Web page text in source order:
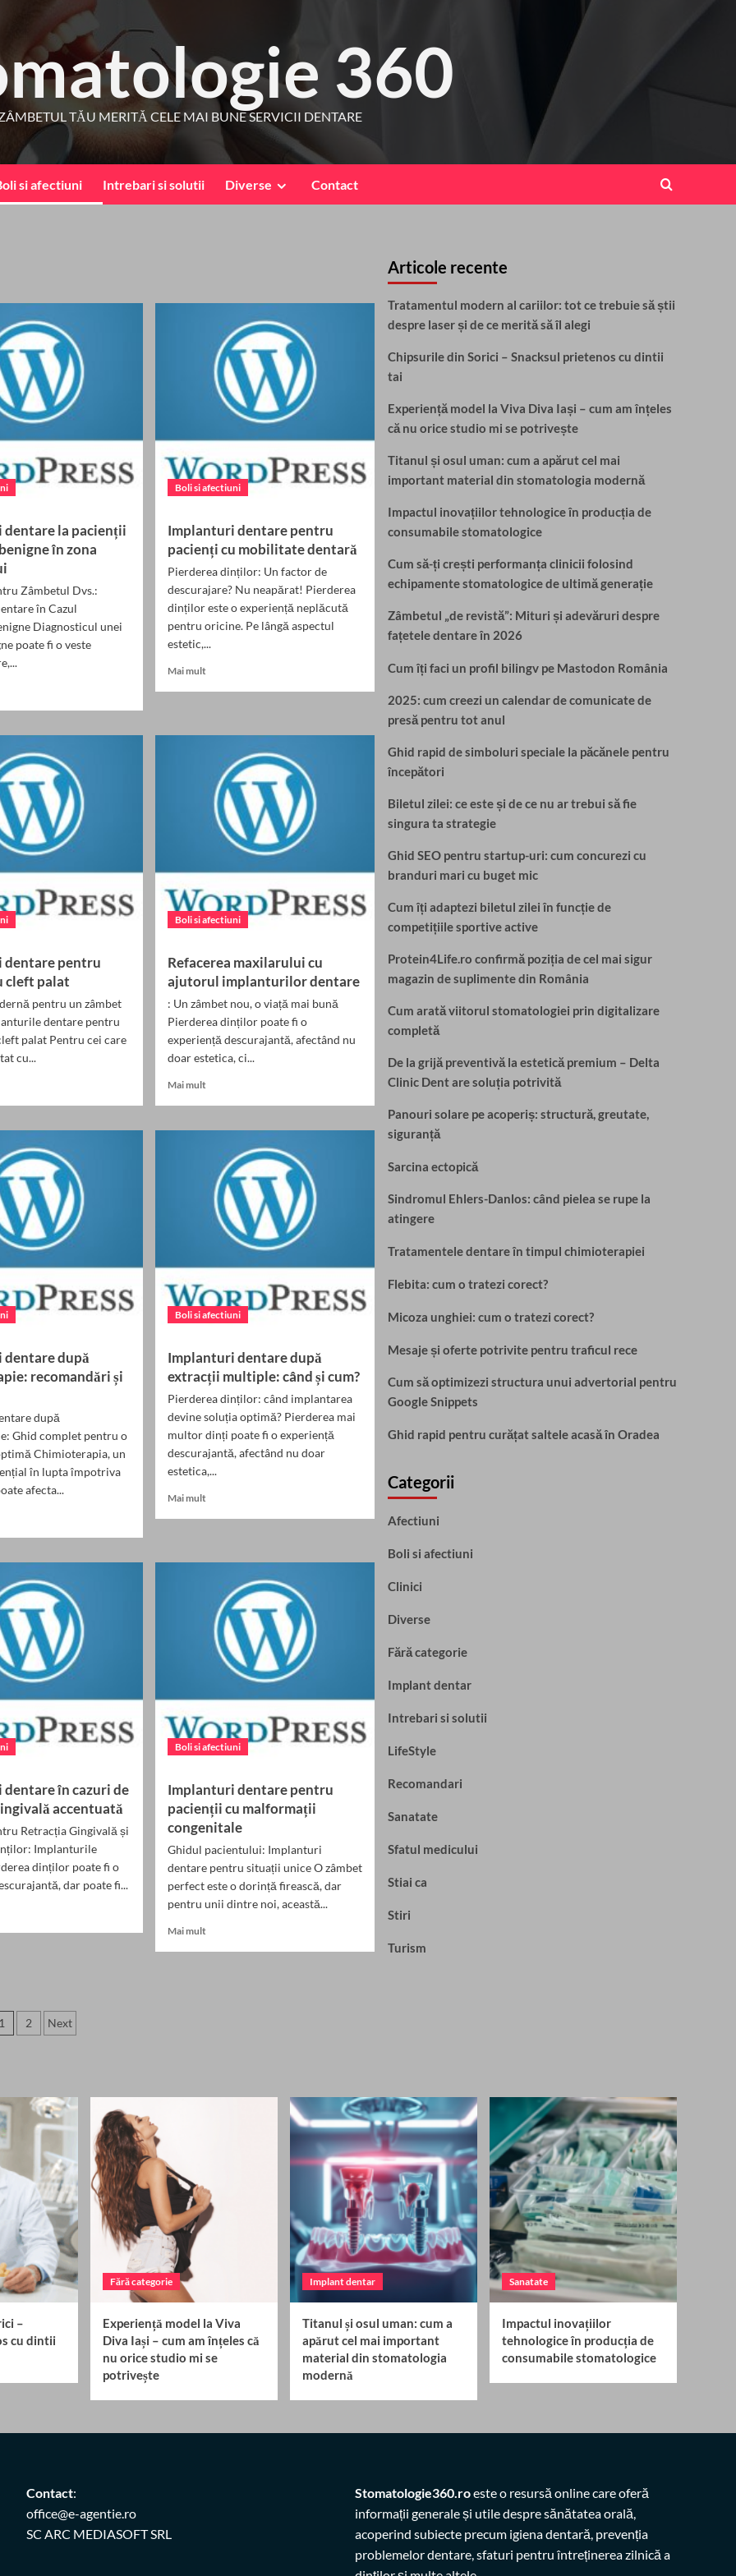
360
TĂU MERITĂ CELE MAI BUNE SERVICII DENTARE
si afectiuni Intrebari si solutii Diverse Contact
la pacienții
în zona
Zâmbetul Dvs.:
în Cazul
Diagnosticul unei
poate fi o veste
Boli si afectiuni
Implanturi dentare pentru
pacienți cu mobilitate dentară
Pierderea dinților: Un factor de
descurajare? Nu neapărat! Pierderea
dinților este o experiență neplăcută
pentru oricine. Pe lângă aspectul
estetic,...
Mai multRead
pacienți
mobilitate
dentară
dentare pentru
cleft palat
pentru un zâmbet
dentare pentru
palat Pentru cei care
cu...
Boli si afectiuni
Refacerea maxilarului cu
ajutorul implanturilor dentare
: Un zâmbet nou, o viață mai bună
Pierderea dinților poate fi o
experiență descurajantă, afectând nu
doar estetica, ci...
Mai multRead
Refacerea
ajutorul
implanturilor
dentare
după
recomandări și
după
Ghid complet pentru o
Chimioterapia, un
în lupta împotriva
afecta...
Boli si afectiuni
Implanturi dentare după
extracții multiple: când și cum?
Pierderea dinților: când implantarea
devine soluția optimă? Pierderea mai
multor dinți poate fi o experiență
descurajantă, afectând nu doar
estetica,...
Mai multRead
extracții
multiple:
când
cum?
în cazuri de
accentuată
Retracția Gingivală și
Implanturile
dinților poate fi o
dar poate fi...
Boli si afectiuni
Implanturi dentare pentru
pacienții cu malformații
congenitale
Ghidul pacientului: Implanturi
dentare pentru situații unice O zâmbet
perfect este o dorință firească, dar
pentru unii dintre noi, această...
Mai multRead
Paginație
1 2 Next
Articole recente
Tratamentul modern al cariilor: tot ce trebuie să știi
despre laser și de ce merită să îl alegi
Chipsurile din Sorici – Snacksul prietenos cu dintii
tai
Experiență model la Viva Diva Iași – cum am înțeles
că nu orice studio mi se potrivește
Titanul și osul uman: cum a apărut cel mai
important material din stomatologia modernă
Impactul inovațiilor tehnologice în producția de
consumabile stomatologice
Cum să-ți crești performanța clinicii folosind
echipamente stomatologice de ultimă generație
Zâmbetul „de revistă”: Mituri și adevăruri despre
fațetele dentare în 2026
Cum îți faci un profil bilingv pe Mastodon România
2025: cum creezi un calendar de comunicate de
presă pentru tot anul
Ghid rapid de simboluri speciale la păcănele pentru
începători
Biletul zilei: ce este și de ce nu ar trebui să fie
singura ta strategie
Ghid SEO pentru startup-uri: cum concurezi cu
branduri mari cu buget mic
Cum îți adaptezi biletul zilei în funcție de
competițiile sportive active
Protein4Life.ro confirmă poziția de cel mai sigur
magazin de suplimente din România
Cum arată viitorul stomatologiei prin digitalizare
completă
De la grijă preventivă la estetică premium – Delta
Clinic Dent are soluția potrivită
Panouri solare pe acoperiș: structură, greutate,
siguranță
Sarcina ectopică
Sindromul Ehlers-Danlos: când pielea se rupe la
atingere
Tratamentele dentare în timpul chimioterapiei
Flebita: cum o tratezi corect?
Micoza unghiei: cum o tratezi corect?
Mesaje și oferte potrivite pentru traficul rece
Cum să optimizezi structura unui advertorial pentru
Google Snippets
Ghid rapid pentru curățat saltele acasă în Oradea
Categorii
Afectiuni
Boli si afectiuni
Clinici
Diverse
Fără categorie
Implant dentar
Intrebari si solutii
LifeStyle
Recomandari
Sanatate
Sfatul medicului
Stiai ca
Stiri
Turism
–
cu dintii
Fără categorie
Experiență model la Viva
Diva Iași – cum am înțeles că
nu orice studio mi se
potrivește
Implant dentar
Titanul și osul uman: cum a
apărut cel mai important
material din stomatologia
modernă
Sanatate
Impactul inovațiilor
tehnologice în producția de
consumabile stomatologice
Contact:
office@e-agentie.ro
SC ARC MEDIASOFT SRL
Stomatologie360.roeste o resursă online care oferă
informații generale și utile despre sănătatea orală,
acoperind subiecte precum igiena dentară, prevenția
problemelor dentare, sfaturi pentru întreținerea zilnică a